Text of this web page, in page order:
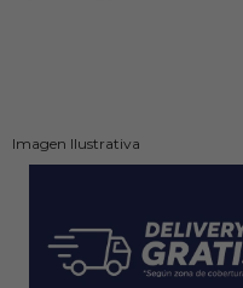
Imagen Ilustrativa